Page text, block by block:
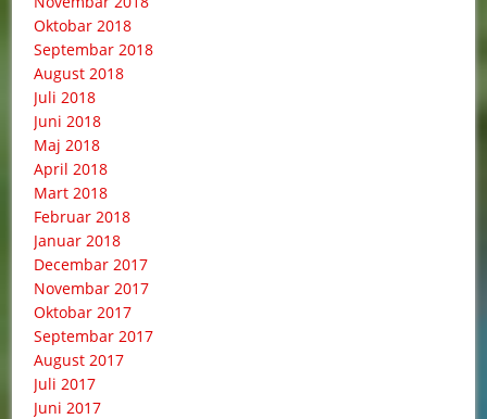
Oktobar 2018
Septembar 2018
August 2018
Juli 2018
Juni 2018
Maj 2018
April 2018
Mart 2018
Februar 2018
Januar 2018
Decembar 2017
Novembar 2017
Oktobar 2017
Septembar 2017
August 2017
Juli 2017
Juni 2017